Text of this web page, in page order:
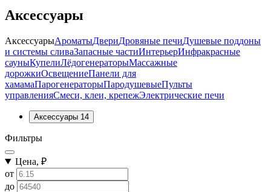
Аксессуары
АксессуарыАроматыДвериДровяные печиДушевые поддоны
и системы сливаЗапасные частиИнтерьерИнфракрасные
сауныКупелиЛёдогенераторыМассажные
дорожкиОсвещениеПанели для
хамамаПарогенераторыПародушевыеПульты
управленияСмеси, клеи, крепежЭлектрические печи
Аксессуары 14
Фильтры
Цена, ₽
от
до